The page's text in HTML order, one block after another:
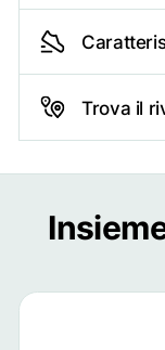
Trova il